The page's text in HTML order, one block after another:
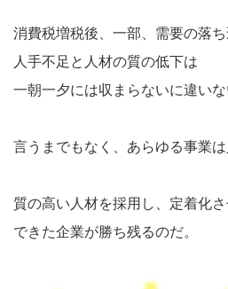
消費税増税後、一部、需要の落ち
人手不足と人材の質の低下は
一朝一夕には収まらないに違いな
言うまでもなく、あらゆる事業は
質の高い人材を採用し、定着化
できた企業が勝ち残るのだ。